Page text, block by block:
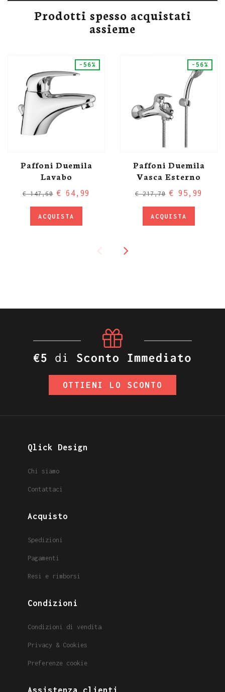
Prodotti spesso acquistati
assieme
-56%
Paffoni Duemila
Lavabo
€ 147,60 € 64,99
ACQUISTA
-56%
Paffoni Duemila
Vasca Esterno
€ 217,70 € 95,99
ACQUISTA
OTTIENI LO SCONTO
Qlick Design
Chi siamo
Contattaci
Acquisto
Spedizioni
Pagamenti
Resi e rimborsi
Condizioni
Condizioni di vendita
Privacy & Cookies
Preferenze cookie
Assistenza clienti